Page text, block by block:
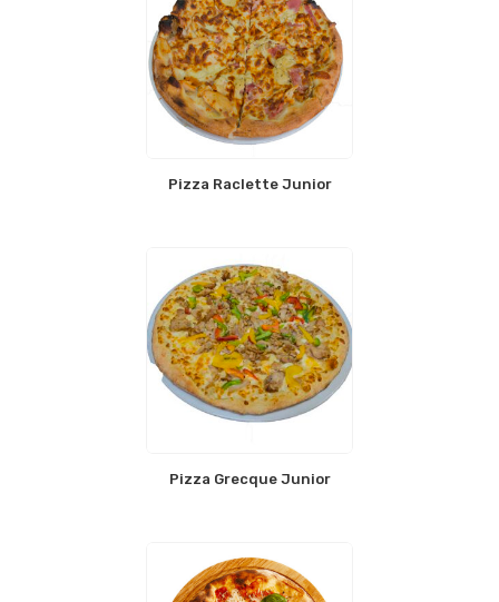
Pizza Raclette Junior
Pizza Grecque Junior